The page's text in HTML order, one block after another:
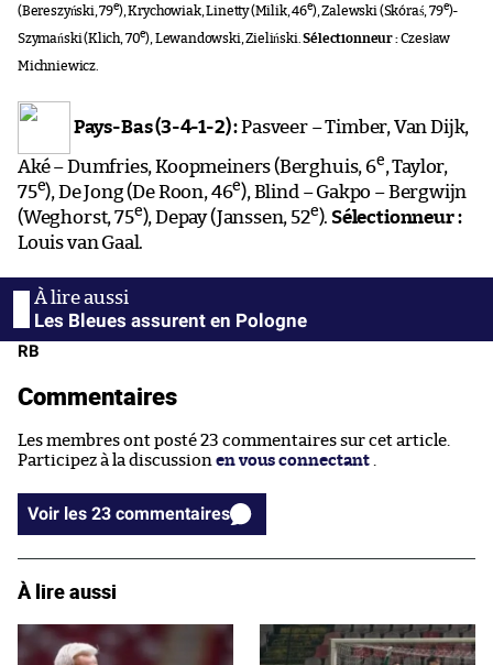
(Bereszyński, 79e), Krychowiak, Linetty (Milik, 46e), Zalewski (Skóraś, 79e)-
Szymański (Klich, 70e), Lewandowski, Zieliński.Sélectionneur :Czesław
Michniewicz.
Pays-Bas (3-4-1-2) :Pasveer – Timber, Van Dijk,
Aké – Dumfries, Koopmeiners (Berghuis, 6e, Taylor,
75e), De Jong (De Roon, 46e), Blind – Gakpo – Bergwijn
(Weghorst, 75e), Depay (Janssen, 52e). Sélectionneur :
Louis van Gaal.
Les Bleues assurent en Pologne
RB
Commentaires
Les membres ont posté 23 commentaires sur cet article.
Participez à la discussion en vous connectant .
Voir les 23 commentaires
À lire aussi